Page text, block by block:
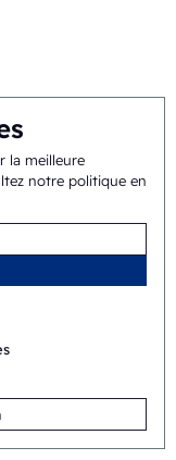
la meilleure
notre politique en
de